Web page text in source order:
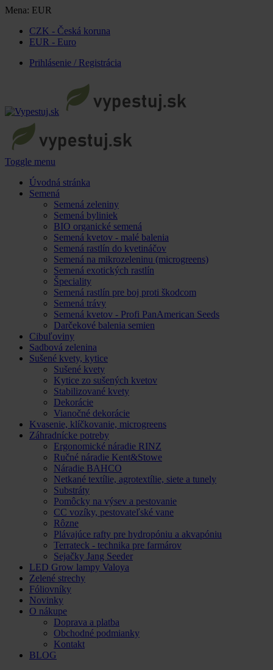
Mena: EUR
CZK - Česká koruna
EUR - Euro
Prihlásenie / Registrácia
Toggle menu
Úvodná stránka
Semená
Semená zeleniny
Semená byliniek
BIO organické semená
Semená kvetov - malé balenia
Semená rastlín do kvetináčov
Semená na mikrozeleninu (microgreens)
Semená exotických rastlín
Špeciality
Semená rastlín pre boj proti škodcom
Semená trávy
Semená kvetov - Profi PanAmerican Seeds
Darčekové balenia semien
Cibuľoviny
Sadbová zelenina
Sušené kvety, kytice
Sušené kvety
Kytice zo sušených kvetov
Stabilizované kvety
Dekorácie
Vianočné dekorácie
Kvasenie, klíčkovanie, microgreens
Záhradnícke potreby
Ergonomické náradie RINZ
Ručné náradie Kent&Stowe
Náradie BAHCO
Netkané textílie, agrotextílie, siete a tunely
Substráty
Pomôcky na výsev a pestovanie
CC vozíky, pestovateľské vane
Rôzne
Plávajúce rafty pre hydropóniu a akvapóniu
Terrateck - technika pre farmárov
Sejačky Jang Seeder
LED Grow lampy Valoya
Zelené strechy
Fóliovníky
Novinky
O nákupe
Doprava a platba
Obchodné podmianky
Kontakt
BLOG